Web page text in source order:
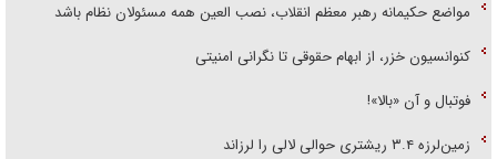
مواضع حکیمانه رهبر معظم انقلاب، نصب العین همه مسئولان نظام باشد
کنوانسیون خزر، از ابهام حقوقی تا نگرانی امنیتی
فوتبال و آن «بالا»!
زمین‌لرزه ۳.۴ ریشتری حوالی لالی را لرزاند